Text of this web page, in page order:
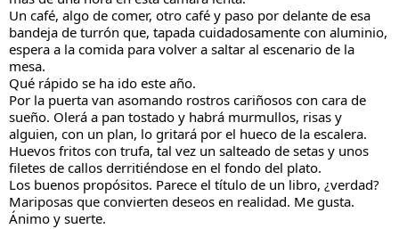
Un café, algo de comer, otro café y paso por delante de esa
bandeja de turrón que, tapada cuidadosamente con aluminio,
espera a la comida para volver a saltar al escenario de la
mesa.
Qué rápido se ha ido este año.
Por la puerta van asomando rostros cariñosos con cara de
sueño. Olerá a pan tostado y habrá murmullos, risas y
alguien, con un plan, lo gritará por el hueco de la escalera.
Huevos fritos con trufa, tal vez un salteado de setas y unos
filetes de callos derritiéndose en el fondo del plato.
Los buenos propósitos. Parece el título de un libro, ¿verdad?
Mariposas que convierten deseos en realidad. Me gusta.
Ánimo y suerte.